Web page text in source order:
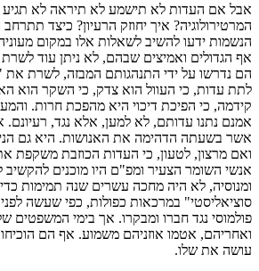
אבל אם העדות לא תישמע לא תיראה לא
המרטירולוגיה? איך יחוזק הרעיון? כיצד
הנשמות ידעו להשיב לשאלות אלו במקום
אף הגדולים ואמיצים שבהם, לא ניתן עוד
הם נדרשו על ידי התנהגותם המבזה, לשרת
לתת עדות, כי העוול הוא צדק, כי השקר הוא
קידמה, כי הפיכת דיכוי היא מהפכת חרות.
אמנם נתנו עדותם, לא למען, אלא נגד,
אשר בשעתה הדהימה את האנושות. היא גם
ואם מרצון, לטעון, כי העדות הכוזבת משקפת
אנשי השומר הצעיר ומפ"ם היו מוכנים להקשיב
ומנוסיה, לא היה מחכה עשרים שנה תמימות
סוציאליסטי" במרכאות כפולות, כפי שעשה
פולמוסי נגד חברו ומבקרו. אך בימי המשפטים
ואחריהם, אטמו אוזניהם משמוע. אף הם
עושה את שלו.